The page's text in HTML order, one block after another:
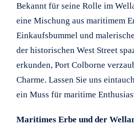
Bekannt für seine Rolle im
eine Mischung aus maritimem
Einkaufsbummel und
der historischen West Street
erkunden, Port Colborne
Charme. Lassen Sie uns
ein Muss für maritime
Maritimes Erbe und der